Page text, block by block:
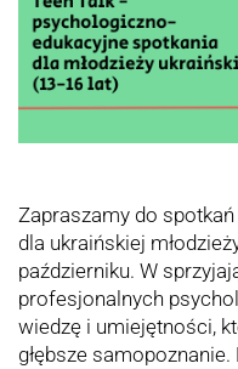
Zapraszamy do
dla ukraińskiej
październiku. W
profesjonalnych
wiedzę i umiejętności,
głębsze